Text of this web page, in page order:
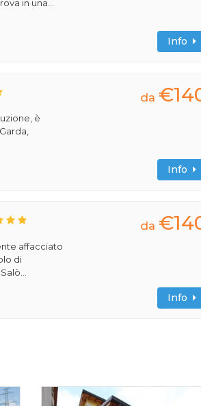
in una...
Info
è
da
Info
affacciato
di
da
Info